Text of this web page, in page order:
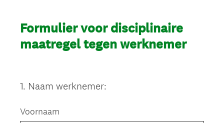
Formulier voor disciplinaire
maatregel tegen werknemer
Question
1. Naam werknemer:
Voornaam